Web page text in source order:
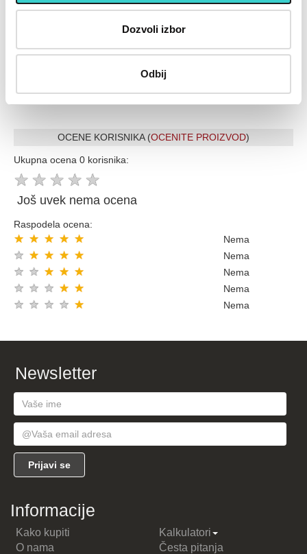
Dozvoli izbor
Odbij
Vise od 200.000 zadovoljnih kupaca
Ekspresna dostava u celoj Srbiji
OCENE KORISNIKA (OCENITE PROIZVOD)
Ukupna ocena 0 korisnika:
★ ★ ★ ★ ★
Još uvek nema ocena
Raspodela ocena:
★
★
★
★
★ Nema
★
★
★
★
★ Nema
★
★
★
★
★ Nema
★
★
★
★
★ Nema
★
★
★
★
★ Nema
Newsletter
Informacije
Kako kupiti
Kalkulatori
O nama
Česta pitanja